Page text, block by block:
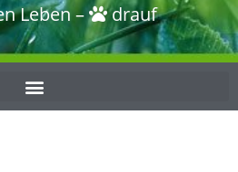
Leben – drauf